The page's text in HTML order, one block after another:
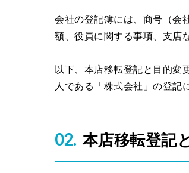
会社の登記簿には、商号（会
額、役員に関する事項、支店
以下、本店移転登記と目的変
人である「株式会社」の登記
本店移転登記